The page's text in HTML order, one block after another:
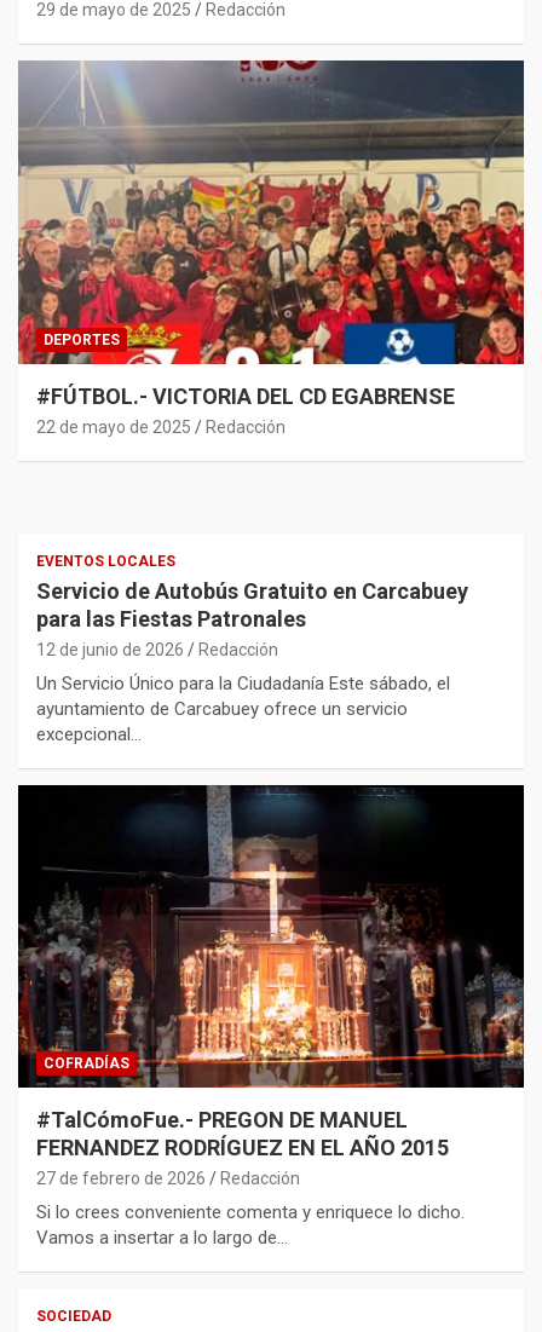
29 de mayo de 2025 Redacción
DEPORTES
#FÚTBOL.- VICTORIA DEL CD EGABRENSE
22 de mayo de 2025 Redacción
EVENTOS LOCALES
Servicio de Autobús Gratuito en Carcabuey
para las Fiestas Patronales
12 de junio de 2026 Redacción
Un Servicio Único para la Ciudadanía Este sábado, el
ayuntamiento de Carcabuey ofrece un servicio
excepcional…
COFRADÍAS
#TalCómoFue.- PREGON DE MANUEL
FERNANDEZ RODRÍGUEZ EN EL AÑO 2015
27 de febrero de 2026 Redacción
Si lo crees conveniente comenta y enriquece lo dicho.
Vamos a insertar a lo largo de…
SOCIEDAD